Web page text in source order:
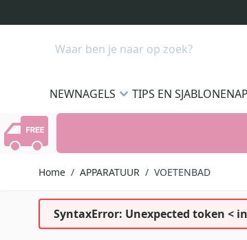
Search
NEWNAGELS TIPS EN SJABLONEN
Home / APPARATUUR / VOETENBAD
SyntaxError: Unexpected token <